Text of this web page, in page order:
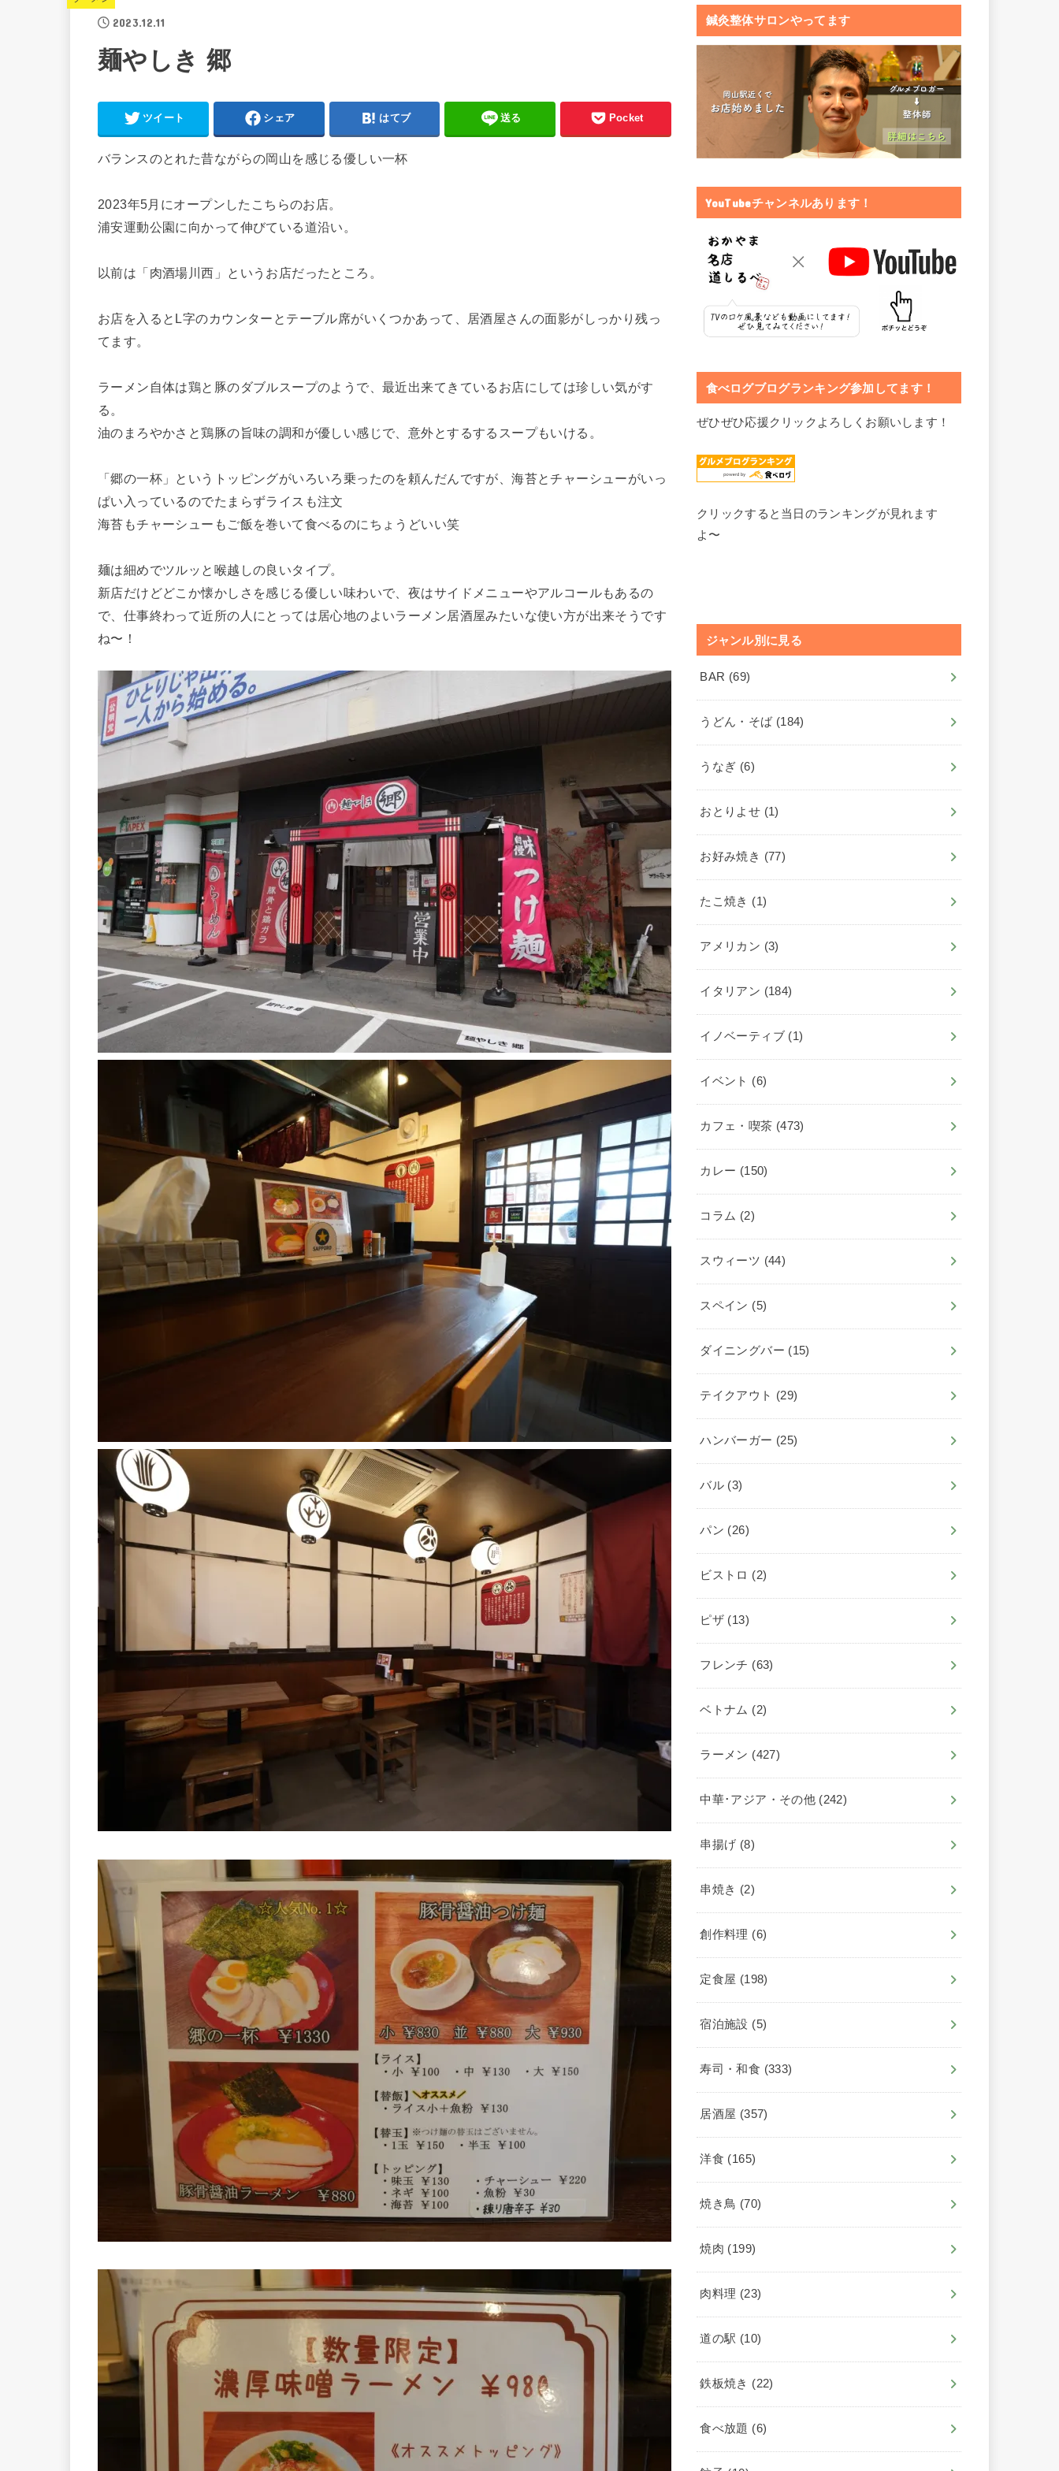
2023.12.11
麺やしき 郷
ツイート シェア はてブ 送る Pocket
バランスのとれた昔ながらの岡山を感じる優しい一杯
2023年5月にオープンしたこちらのお店。
浦安運動公園に向かって伸びている道沿い。
以前は「肉酒場川西」というお店だったところ。
お店を入るとL字のカウンターとテーブル席がいくつかあって、居酒屋さんの面影がしっかり残っ
てます。
ラーメン自体は鶏と豚のダブルスープのようで、最近出来てきているお店にしては珍しい気がす
る。
油のまろやかさと鶏豚の旨味の調和が優しい感じで、意外とするするスープもいける。
「郷の一杯」というトッピングがいろいろ乗ったのを頼んだんですが、海苔とチャーシューがいっ
ぱい入っているのでたまらずライスも注文
海苔もチャーシューもご飯を巻いて食べるのにちょうどいい笑
麺は細めでツルッと喉越しの良いタイプ。
新店だけどどこか懐かしさを感じる優しい味わいで、夜はサイドメニューやアルコールもあるの
で、仕事終わって近所の人にとっては居心地のよいラーメン居酒屋みたいな使い方が出来そうです
ね〜！
鍼灸整体サロンやってます
YouTubeチャンネルあります！
食べログブログランキング参加してます！
ぜひぜひ応援クリックよろしくお願いします！
クリックすると当日のランキングが見れます
よ〜
ジャンル別に見る
BAR (69)
うどん・そば (184)
うなぎ (6)
おとりよせ (1)
お好み焼き (77)
たこ焼き (1)
アメリカン (3)
イタリアン (184)
イノベーティブ (1)
イベント (6)
カフェ・喫茶 (473)
カレー (150)
コラム (2)
スウィーツ (44)
スペイン (5)
ダイニングバー (15)
テイクアウト (29)
ハンバーガー (25)
バル (3)
パン (26)
ビストロ (2)
ピザ (13)
フレンチ (63)
ベトナム (2)
ラーメン (427)
中華･アジア・その他 (242)
串揚げ (8)
串焼き (2)
創作料理 (6)
定食屋 (198)
宿泊施設 (5)
寿司・和食 (333)
居酒屋 (357)
洋食 (165)
焼き鳥 (70)
焼肉 (199)
肉料理 (23)
道の駅 (10)
鉄板焼き (22)
食べ放題 (6)